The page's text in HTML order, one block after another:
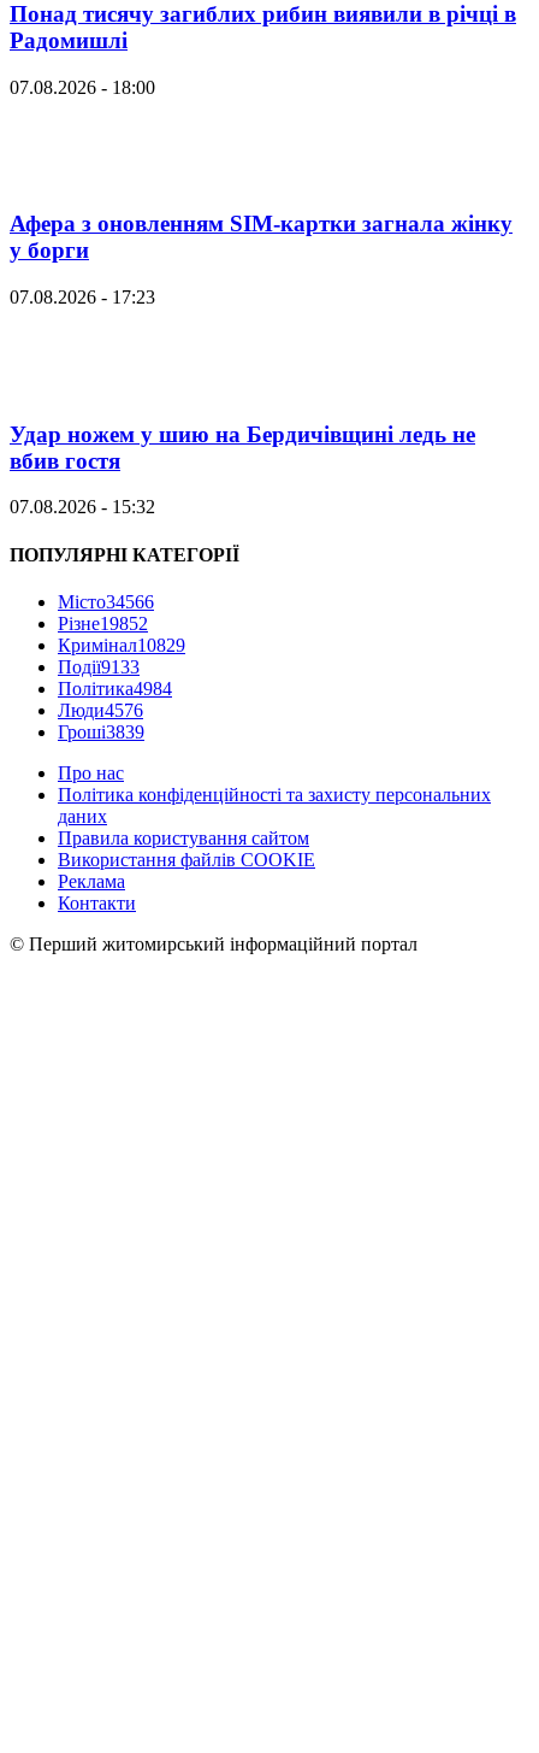
Понад тисячу загиблих рибин виявили в річці в
Радомишлі
07.08.2026 - 18:00
Афера з оновленням SIM-картки загнала жінку
у борги
07.08.2026 - 17:23
Удар ножем у шию на Бердичівщині ледь не
вбив гостя
07.08.2026 - 15:32
ПОПУЛЯРНІ КАТЕГОРІЇ
Місто34566
Різне19852
Кримінал10829
Події9133
Політика4984
Люди4576
Гроші3839
Про нас
Політика конфіденційності та захисту персональних
даних
Правила користування сайтом
Використання файлів COOKIE
Реклама
Контакти
© Перший житомирський інформаційний портал